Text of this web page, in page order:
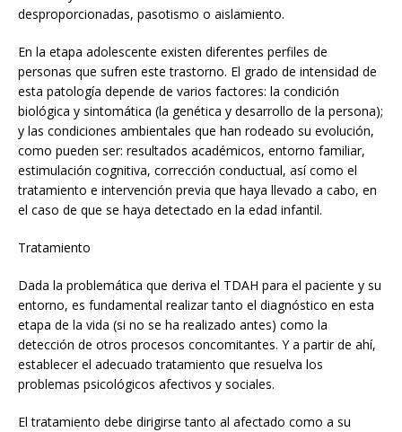
desproporcionadas, pasotismo o aislamiento.
En la etapa adolescente existen diferentes perfiles de
personas que sufren este trastorno. El grado de intensidad de
esta patología depende de varios factores: la condición
biológica y sintomática (la genética y desarrollo de la persona);
y las condiciones ambientales que han rodeado su evolución,
como pueden ser: resultados académicos, entorno familiar,
estimulación cognitiva, corrección conductual, así como el
tratamiento e intervención previa que haya llevado a cabo, en
el caso de que se haya detectado en la edad infantil.
Tratamiento
Dada la problemática que deriva el TDAH para el paciente y su
entorno, es fundamental realizar tanto el diagnóstico en esta
etapa de la vida (si no se ha realizado antes) como la
detección de otros procesos concomitantes. Y a partir de ahí,
establecer el adecuado tratamiento que resuelva los
problemas psicológicos afectivos y sociales.
El tratamiento debe dirigirse tanto al afectado como a su